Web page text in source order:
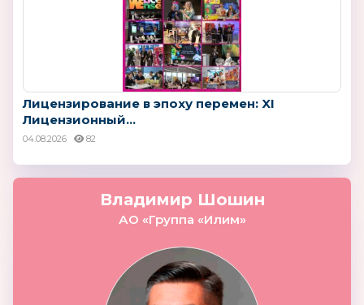
Лицензирование в эпоху перемен: XI
Лицензионный...
04.08.2026 82
Владимир Шошин
АО «Группа «Илим»